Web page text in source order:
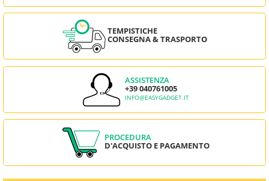
TEMPISTICHE
CONSEGNA & TRASPORTO
ASSISTENZA
+39 040761005
INFO@EASYGADGET.IT
PROCEDURA
D'ACQUISTO E PAGAMENTO